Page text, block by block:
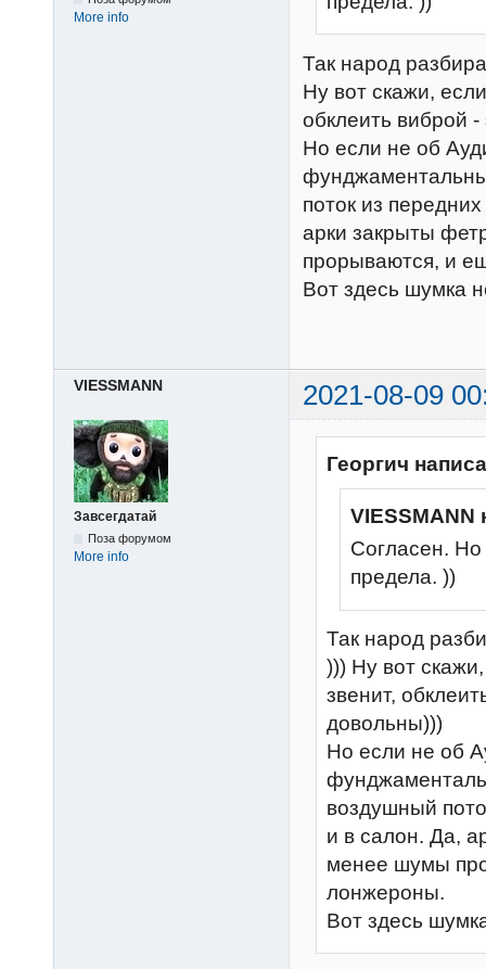
More info
Так народ
Ну вот скажи,
обклеить виброй
Но если не об
поток из
арки закрыты
прорываются, и
Вот здесь шумка
VIESSMANN 2021-08-09
Завсегдатай
Поза форумом
More info
Георгич
VIESSMANN
Согласен.
предела. ))
Так народ
))) Ну вот
звенит,
довольны)))
Но если не об
воздушный
и в салон. Да,
менее шумы
лонжероны.
Вот здесь